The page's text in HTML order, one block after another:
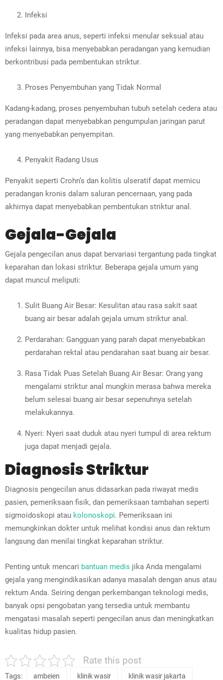
Infeksi
Infeksi pada area anus, seperti infeksi menular seksual atau
infeksi lainnya, bisa menyebabkan peradangan yang kemudian
berkontribusi pada pembentukan striktur.
Proses Penyembuhan yang Tidak Normal
Kadang-kadang, proses penyembuhan tubuh setelah cedera atau
peradangan dapat menyebabkan pengumpulan jaringan parut
yang menyebabkan penyempitan.
Penyakit Radang Usus
Penyakit seperti Crohn’s dan kolitis ulseratif dapat memicu
peradangan kronis dalam saluran pencernaan, yang pada
akhirnya dapat menyebabkan pembentukan striktur anal.
Gejala-Gejala
Gejala pengecilan anus dapat bervariasi tergantung pada tingkat
keparahan dan lokasi striktur. Beberapa gejala umum yang
dapat muncul meliputi:
Sulit Buang Air Besar: Kesulitan atau rasa sakit saat
buang air besar adalah gejala umum striktur anal.
Perdarahan: Gangguan yang parah dapat menyebabkan
perdarahan rektal atau pendarahan saat buang air besar.
Rasa Tidak Puas Setelah Buang Air Besar: Orang yang
mengalami striktur anal mungkin merasa bahwa mereka
belum selesai buang air besar sepenuhnya setelah
melakukannya.
Nyeri: Nyeri saat duduk atau nyeri tumpul di area rektum
juga dapat menjadi gejala.
Diagnosis Striktur
Diagnosis pengecilan anus didasarkan pada riwayat medis
pasien, pemeriksaan fisik, dan pemeriksaan tambahan seperti
sigmoidoskopi atau kolonoskopi. Pemeriksaan ini
memungkinkan dokter untuk melihat kondisi anus dan rektum
langsung dan menilai tingkat keparahan striktur.
Penting untuk mencari bantuan medis jika Anda mengalami
gejala yang mengindikasikan adanya masalah dengan anus atau
rektum Anda. Seiring dengan perkembangan teknologi medis,
banyak opsi pengobatan yang tersedia untuk membantu
mengatasi masalah seperti pengecilan anus dan meningkatkan
kualitas hidup pasien.
Rate this post
Tags: ambeien klinik wasir klinik wasir jakarta